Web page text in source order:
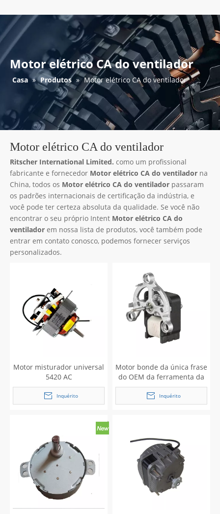
Motor elétrico CA do ventilador
Casa » Produtos » Motor elétrico CA do ventilador
Motor elétrico CA do ventilador
Ritscher International Limited. como um profissional
fabricante e fornecedor Motor elétrico CA do ventilador na
China, todos os Motor elétrico CA do ventilador passaram
os padrões internacionais de certificação da indústria, e
você pode ter certeza absoluta da qualidade. Se você não
encontrar o seu próprio Intent Motor elétrico CA do
ventilador em nossa lista de produtos, você também pode
entrar em contato conosco, podemos fornecer serviços
personalizados.
Motor misturador universal
5420 AC
Inquérito
Motor bonde da única frase
do OEM da ferramenta da
cozinha de YJ 7230
Inquérito